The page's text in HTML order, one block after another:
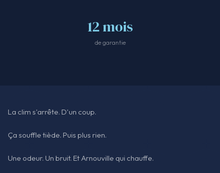
12 mois
de garantie
La clim s'arrête. D'un coup.
Ça souffle tiède. Puis plus rien.
Une odeur. Un bruit. Et Arnouville qui chauffe.